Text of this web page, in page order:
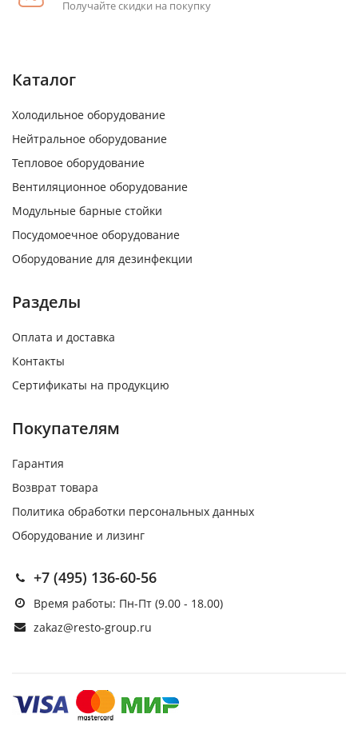
Получайте скидки на покупку
Каталог
Холодильное оборудование
Нейтральное оборудование
Тепловое оборудование
Вентиляционное оборудование
Модульные барные стойки
Посудомоечное оборудование
Оборудование для дезинфекции
Разделы
Оплата и доставка
Контакты
Сертификаты на продукцию
Покупателям
Гарантия
Возврат товара
Политика обработки персональных данных
Оборудование и лизинг
+7 (495) 136-60-56
Время работы: Пн-Пт (9.00 - 18.00)
zakaz@resto-group.ru